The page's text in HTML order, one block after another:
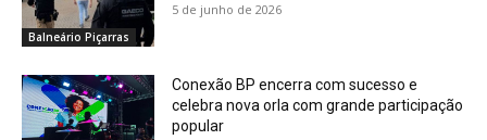
Balneário Piçarras
5 de junho de 2026
Conexão BP encerra com sucesso e
celebra nova orla com grande participação
popular